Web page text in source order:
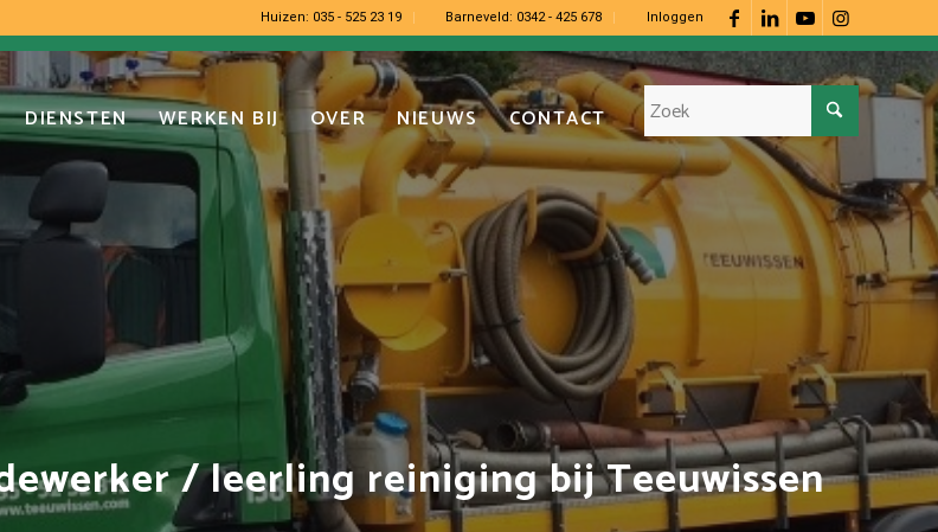
Huizen: 035 - 525 23 19 Barneveld: 0342 - 425 678 Inloggen
DIENSTEN WERKEN BIJ OVER NIEUWS CONTACT
/ leerling reiniging bij Teeuwissen